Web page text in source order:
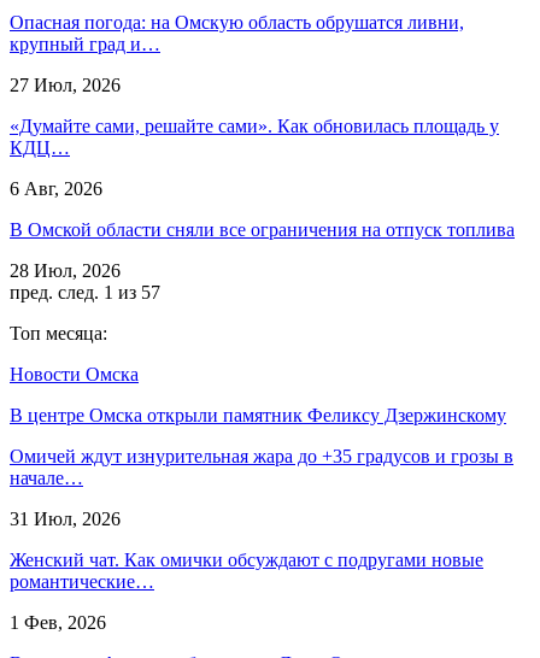
Опасная погода: на Омскую область обрушатся ливни,
крупный град и…
27 Июл, 2026
«Думайте сами, решайте сами». Как обновилась площадь у
КДЦ…
6 Авг, 2026
В Омской области сняли все ограничения на отпуск топлива
28 Июл, 2026
пред. след. 1 из 57
Топ месяца:
Новости Омска
В центре Омска открыли памятник Феликсу Дзержинскому
Омичей ждут изнурительная жара до +35 градусов и грозы в
начале…
31 Июл, 2026
Женский чат. Как омички обсуждают с подругами новые
романтические…
1 Фев, 2026